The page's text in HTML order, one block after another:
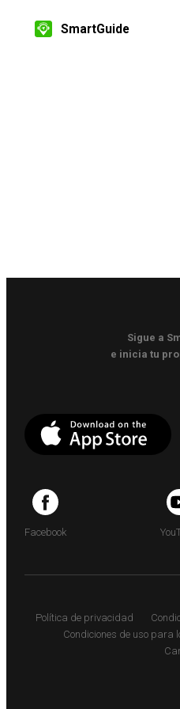
SmartGuide
Sigue a
e inicia tu
Facebook
Política de privacidad
Condiciones de uso para